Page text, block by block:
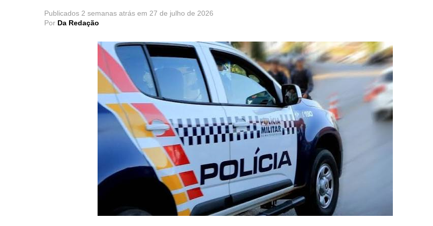
Publicados 2 semanas atrás em 27 de julho de 2026
Por Da Redação